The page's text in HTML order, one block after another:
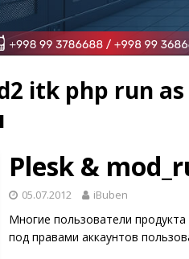
itk php run
Plesk &
05.07.2012 iBuben
Многие пользователи продукта
под правами аккаунтов